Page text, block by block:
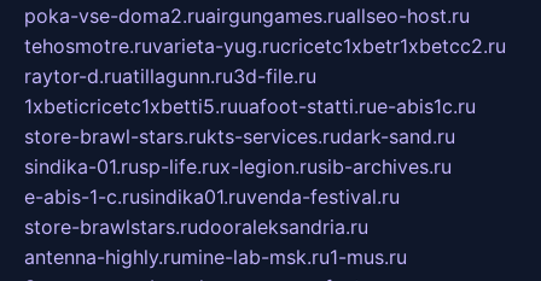
poka-vse-doma2.ruairgungames.ruallseo-host.ru
tehosmotre.ruvarieta-yug.rucricetc1xbetr1xbetcc2.ru
raytor-d.ruatillagunn.ru3d-file.ru
1xbeticricetc1xbetti5.ruuafoot-statti.rue-abis1c.ru
store-brawl-stars.rukts-services.rudark-sand.ru
sindika-01.rusp-life.rux-legion.rusib-archives.ru
e-abis-1-c.rusindika01.ruvenda-festival.ru
store-brawlstars.rudooraleksandria.ru
antenna-highly.rumine-lab-msk.ru1-mus.ru